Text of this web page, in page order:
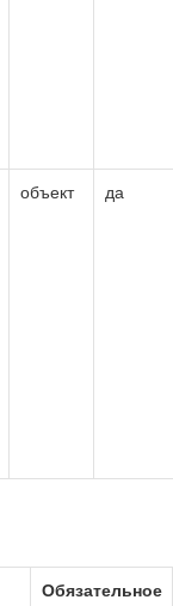
объект да
Обязательное